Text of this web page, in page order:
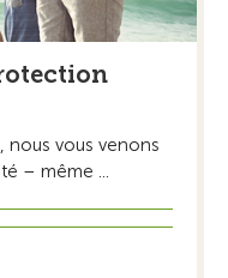
nous vous venons
– même ...